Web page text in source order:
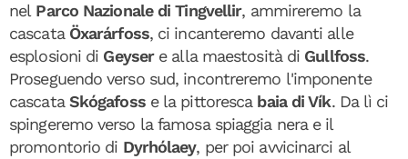
nel Parco Nazionale di Tingvellir, ammireremo la
cascata Öxarárfoss, ci incanteremo davanti alle
esplosioni di Geyser e alla maestosità di Gullfoss.
Proseguendo verso sud, incontreremo l'imponente
cascata Skógafoss e la pittoresca baia di Vík. Da lì ci
spingeremo verso la famosa spiaggia nera e il
promontorio di Dyrhólaey, per poi avvicinarci al